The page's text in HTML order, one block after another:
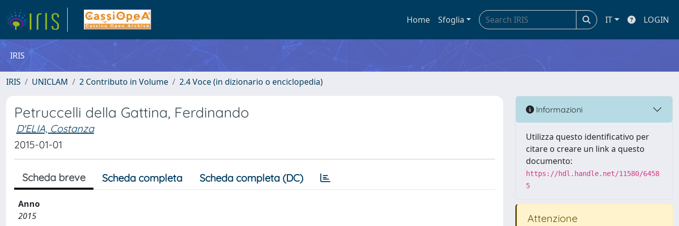
Home Sfoglia IT LOGIN
IRIS
IRIS UNICLAM 2 Contributo in Volume 2.4 Voce (in dizionario o enciclopedia)
Petruccelli della Gattina, Ferdinando
D'ELIA, Costanza
2015-01-01
Scheda breve Scheda completa Scheda completa (DC)
Anno
2015
Informazioni
Utilizza questo identificativo per
citare o creare un link a questo
documento:
https://hdl.handle.net/11580/6458
5
Attenzione